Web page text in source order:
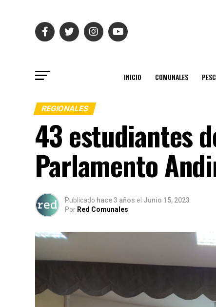
INICIO COMUNALES
REGIONALES
43 estudiantes
Parlamento
Publicado hace 3 años el Junio 15, 2023
Por Red Comunales